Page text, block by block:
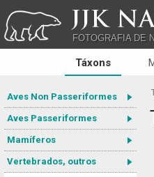
JJK
FOTOGRAFIA DE
Táxons
Aves Non Passeriformes
Aves Passeriformes
Mamíferos
Vertebrados, outros